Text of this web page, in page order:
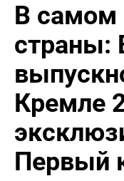
В самом
страны:
Кремле
Первый